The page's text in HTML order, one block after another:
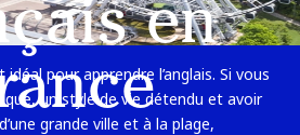
en
idéal pour apprendre l’anglais. Si vous
un style de vie détendu et avoir
grande ville et à la plage,